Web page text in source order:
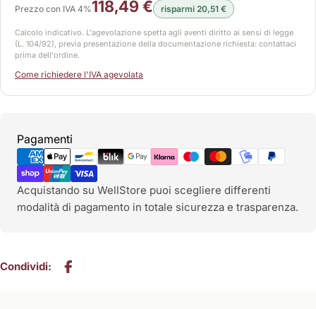
Prezzo con IVA 4%118,49 € risparmi 20,51 €
Calcolo indicativo. L'agevolazione spetta agli aventi diritto ai sensi di legge
(L. 104/92), previa presentazione della documentazione richiesta: contattaci
prima dell'ordine.
Come richiedere l'IVA agevolata
Pagamenti
Metodi
di
pagamento
Acquistando su WellStore puoi scegliere differenti
modalità di pagamento in totale sicurezza e trasparenza.
Condividi: